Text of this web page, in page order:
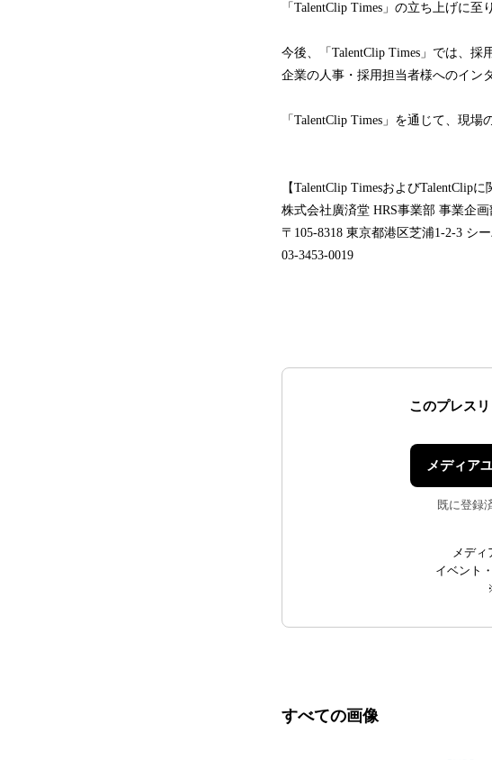
「TalentClip Times」の立ち上げに至
今後、「TalentClip Times」では、
企業の人事・採用担当者様へのイン
「TalentClip Times」を通じて、現
【TalentClip TimesおよびTalentClip
株式会社廣済堂 HRS事業部 事業企
〒105-8318 東京都港区芝浦1-2-3 シ
03-3453-0019
このプレスリ
メディア
既に登録
メディ
イベント
すべての画像